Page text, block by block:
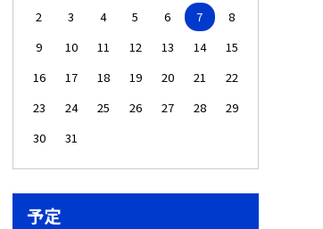
2
3 4 5 6 7
8
9
10 11 12 13 14
15
16
17 18 19 20 21
22
23
24 25 26 27 28
29
30
31
予定